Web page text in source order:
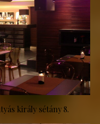
király sétány 8.